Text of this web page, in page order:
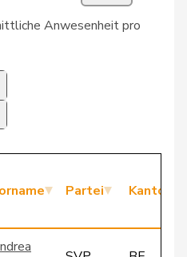
Anwesenheit pro
Partei Kanton